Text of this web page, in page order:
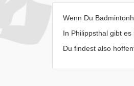
Wenn Du
In Philippsthal gibt es
Du findest also